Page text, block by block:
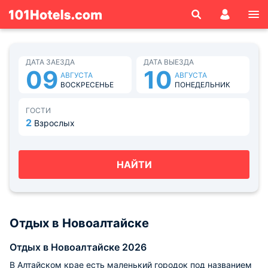
ДАТА ЗАЕЗДА
09 АВГУСТА
ВОСКРЕСЕНЬЕ
ДАТА ВЫЕЗДА
10 АВГУСТА
ПОНЕДЕЛЬНИК
ГОСТИ
2 Взрослых
НАЙТИ
Отдых в Новоалтайске
Отдых в Новоалтайске 2026
В Алтайском крае есть маленький городок под названием